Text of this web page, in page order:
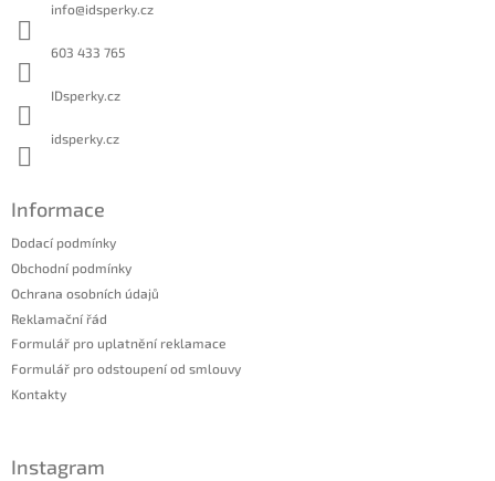
info@idsperky.cz
603 433 765
IDsperky.cz
idsperky.cz
Informace
Dodací podmínky
Obchodní podmínky
Ochrana osobních údajů
Reklamační řád
Formulář pro uplatnění reklamace
Formulář pro odstoupení od smlouvy
Kontakty
Instagram